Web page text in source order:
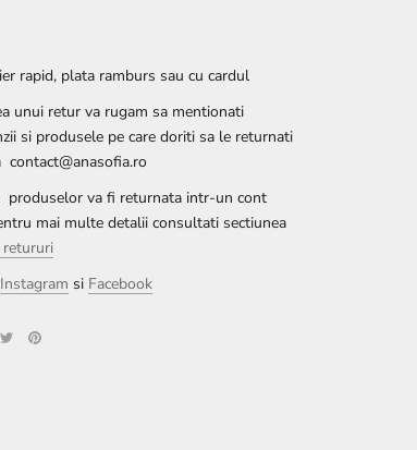
rapid, plata ramburs sau cu cardul
unui retur va rugam sa mentionati
si produsele pe care doriti sa le returnati
produselor va fi returnata intr-un cont
mai multe detalii consultati sectiunea
retururi
Instagram si Facebook